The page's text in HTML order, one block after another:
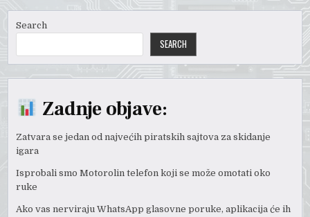
Search
SEARCH
Zadnje objave:
Zatvara se jedan od najvećih piratskih sajtova za skidanje
igara
Isprobali smo Motorolin telefon koji se može omotati oko
ruke
Ako vas nerviraju WhatsApp glasovne poruke, aplikacija će ih